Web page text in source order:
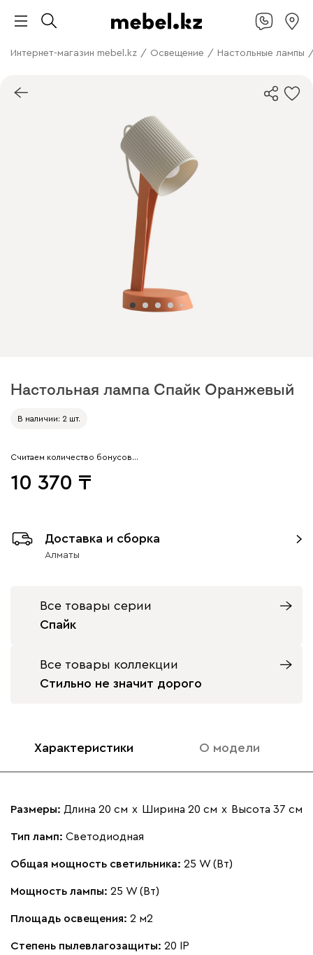
Интернет-магазин mebel.kz / Освещение / Настольные лампы
Настольная лампа Спайк Оранжевый
В наличии: 2 шт.
Считаем количество бонусов…
10 370
Доставка и сборка
Алматы
Все товары серии
Спайк
Все товары коллекции
Стильно не значит дорого
Характеристики О модели
Размеры: Длина 20 см х Ширина 20 см х Высота 37 см
Тип ламп: Светодиодная
Общая мощность светильника: 25 W (Вт)
Мощность лампы: 25 W (Вт)
Площадь освещения: 2 м2
Степень пылевлагозащиты: 20 IP